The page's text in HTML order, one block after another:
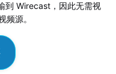
到 Wirecast，因此无需视
频源。